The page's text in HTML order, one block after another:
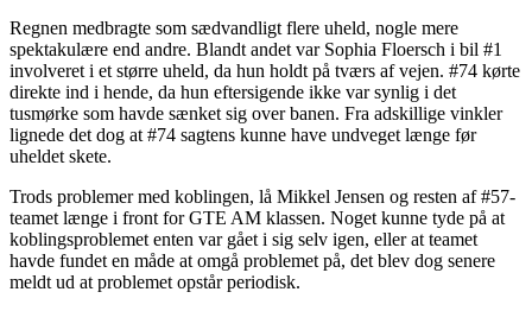
Regnen medbragte som sædvandligt flere uheld, nogle mere
spektakulære end andre. Blandt andet var Sophia Floersch i bil #1
involveret i et større uheld, da hun holdt på tværs af vejen. #74 kørte
direkte ind i hende, da hun eftersigende ikke var synlig i det
tusmørke som havde sænket sig over banen. Fra adskillige vinkler
lignede det dog at #74 sagtens kunne have undveget længe før
uheldet skete.
Trods problemer med koblingen, lå Mikkel Jensen og resten af #57-
teamet længe i front for GTE AM klassen. Noget kunne tyde på at
koblingsproblemet enten var gået i sig selv igen, eller at teamet
havde fundet en måde at omgå problemet på, det blev dog senere
meldt ud at problemet opstår periodisk.